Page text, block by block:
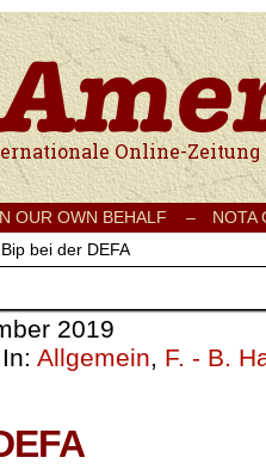
Onlinezeitung für Frieden,
OUR OWN BEHALF –
NOTA
Bip bei der DEFA
2019
Allgemein, F. - B.